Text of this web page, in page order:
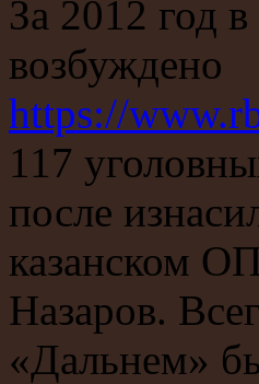
За 2012 год
возбуждено
https://
117
после
казанском
Назаров.
«Дальнем»